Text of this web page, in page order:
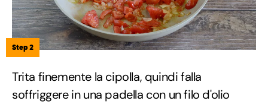
Step 2
Trita finemente la cipolla, quindi falla
soffriggere in una padella con un filo d'olio